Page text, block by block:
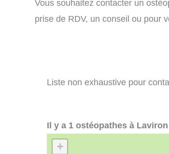
Vous souhaitez contacter un
prise de RDV, un conseil ou pour
Liste non exhaustive pour
Il y a 1 ostéopathes à
+